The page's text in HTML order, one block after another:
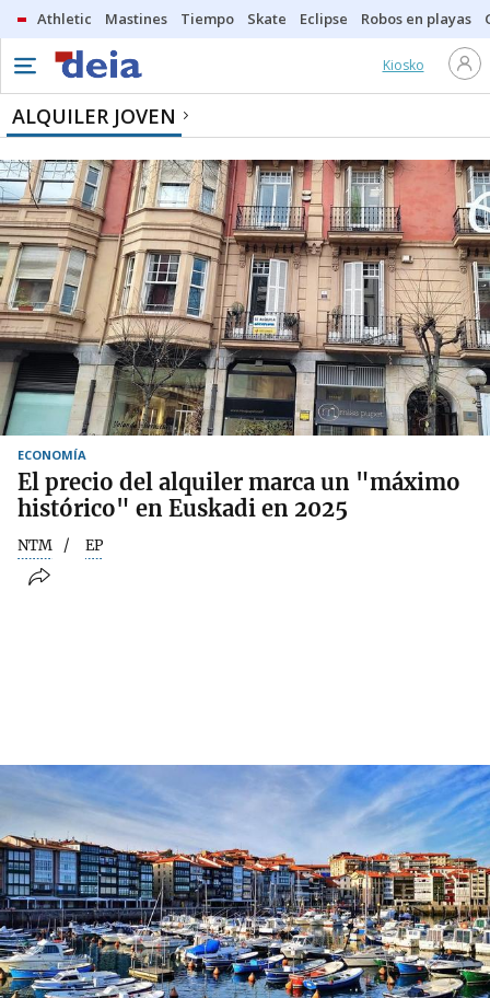
Athletic Mastines Tiempo Skate Eclipse Robos en playas
Kiosko
ALQUILER JOVEN
ECONOMÍA
El precio del alquiler marca un "máximo
histórico" en Euskadi en 2025
NTM EP